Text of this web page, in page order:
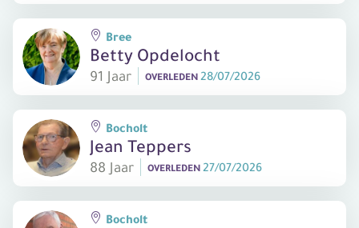
Betty Opdelocht
91 Jaar
Bree
OVERLEDEN 28/07/2026
Jean Teppers
88 Jaar
Bocholt
OVERLEDEN 27/07/2026
Bocholt